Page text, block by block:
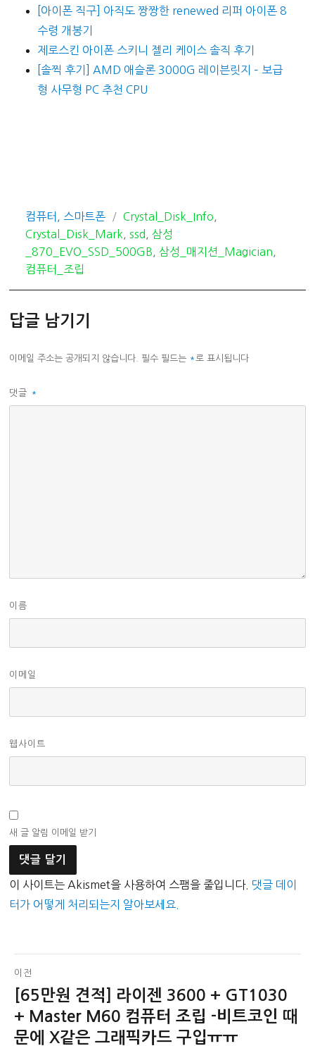
[아이폰 직구] 아직도 짱짱한 renewed 리퍼 아이폰 8
수령 개봉기
제로스킨 아이폰 스키니 젤리 케이스 솔직 후기
[솔찍 후기] AMD 애슬론 3000G 레이븐릿지 – 보급
형 사무형 PC 추천 CPU
카
테
고
리
컴퓨터, 스마트폰
태
그
Crystal_Disk_Info
Crystal_Disk_Mark ,ssd ,삼성
_870_EVO_SSD_500GB ,삼성_매지션_Magician
컴퓨터_조립
답글 남기기
이메일 주소는 공개되지 않습니다. 필수 필드는 *로 표시됩니다
댓글 *
이름
이메일
웹사이트
새 글 알림 이메일 받기
이 사이트는 Akismet을 사용하여 스팸을 줄입니다. 댓글 데이
터가 어떻게 처리되는지 알아보세요.
글
탐
색
이전
이
전
글:
[65만원 견적] 라이젠 3600 + GT1030
+ Master M60 컴퓨터 조립 -비트코인 때
문에 X같은 그래픽카드 구입ㅠㅠ